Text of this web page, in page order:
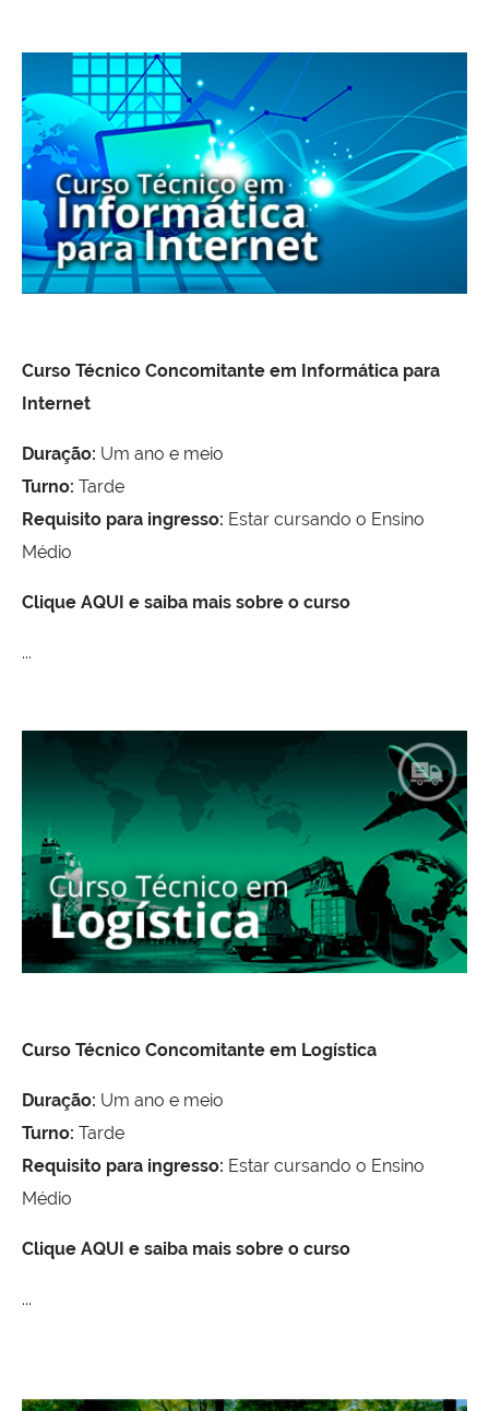
Curso Técnico Concomitante em Informática para
Internet
Duração: Um ano e meio
Turno: Tarde
Requisito para ingresso: Estar cursando o Ensino
Médio
Clique AQUI e saiba mais sobre o curso
...
Curso Técnico Concomitante em Logística
Duração: Um ano e meio
Turno: Tarde
Requisito para ingresso: Estar cursando o Ensino
Médio
Clique AQUI e saiba mais sobre o curso
...